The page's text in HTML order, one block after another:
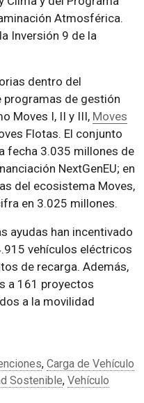
Atmosférica.
Inversión 9 de la
dentro del
programas de gestión
Moves I, II y III, Moves
Flotas. El conjunto
fecha 3.035 millones de
NextGenEU; en
del ecosistema Moves,
en 3.025 millones.
ayudas han incentivado
vehículos eléctricos
de recarga. Además,
a 161 proyectos
a la movilidad
, Carga de Vehículo
Sostenible, Vehículo